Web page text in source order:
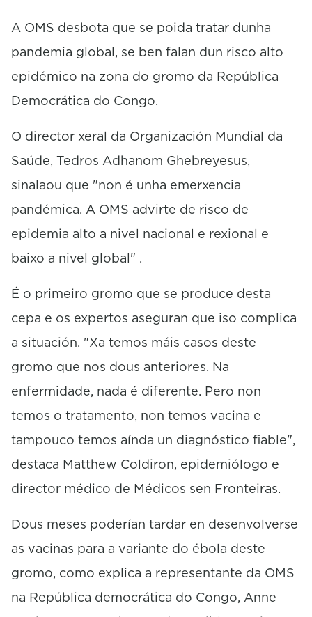
u
e
3
s
c
o
n
d
s
A OMS desbota que se poida tratar dunha
pandemia global, se ben falan dun risco alto
epidémico na zona do gromo da República
Democrática do Congo.
O director xeral da Organización Mundial da
Saúde, Tedros Adhanom Ghebreyesus,
sinalaou que "non é unha emerxencia
pandémica. A OMS advirte de risco de
epidemia alto a nivel nacional e rexional e
baixo a nivel global" .
É o primeiro gromo que se produce desta
cepa e os expertos aseguran que iso complica
a situación. "Xa temos máis casos deste
gromo que nos dous anteriores. Na
enfermidade, nada é diferente. Pero non
temos o tratamento, non temos vacina e
tampouco temos aínda un diagnóstico fiable",
destaca Matthew Coldiron, epidemiólogo e
director médico de Médicos sen Fronteiras.
Dous meses poderían tardar en desenvolverse
as vacinas para a variante do ébola deste
gromo, como explica a representante da OMS
na República democrática do Congo, Anne